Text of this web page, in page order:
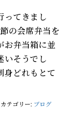
ってきまし
の会席弁当を
お弁当箱に並
いそうでし
身どれもとて
カテゴリー: ブログ